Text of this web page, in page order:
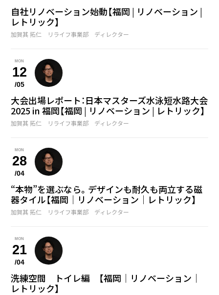
自社リノベーション始動【福岡 | リノベーション |
レトリック】
加賀其 拓仁 リライフ事業部 ディレクター
MON
12
/05
大会出場レポート：日本マスターズ水泳短水路大会
2025 in 福岡【福岡 | リノベーション | レトリック】
加賀其 拓仁 リライフ事業部 ディレクター
MON
28
/04
“本物”を選ぶなら。デザインも耐久も両立する磁
器タイル【福岡｜リノベーション｜レトリック】
加賀其 拓仁 リライフ事業部 ディレクター
MON
21
/04
洗練空間 トイレ編 【福岡｜リノベーション｜
レトリック】